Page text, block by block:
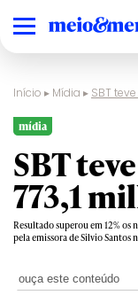
Início ▸ Mídia ▸ SBT
mídia
SBT
773,1
Resultado superou em 12%
pela emissora de Silvio Santos
ouça este conteúdo